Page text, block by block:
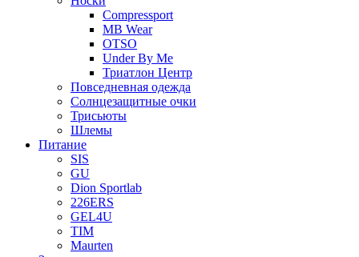
Compressport
MB Wear
OTSO
Under By Me
Триатлон Центр
Повседневная одежда
Солнцезащитные очки
Трисьюты
Шлемы
Питание
SIS
GU
Dion Sportlab
226ERS
GEL4U
TIM
Maurten